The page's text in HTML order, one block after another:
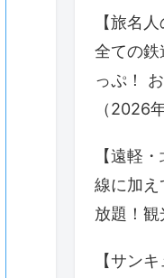
【旅名
全ての鉄
っぷ！
（2026
【遠軽
線に加え
放題！観
【サン